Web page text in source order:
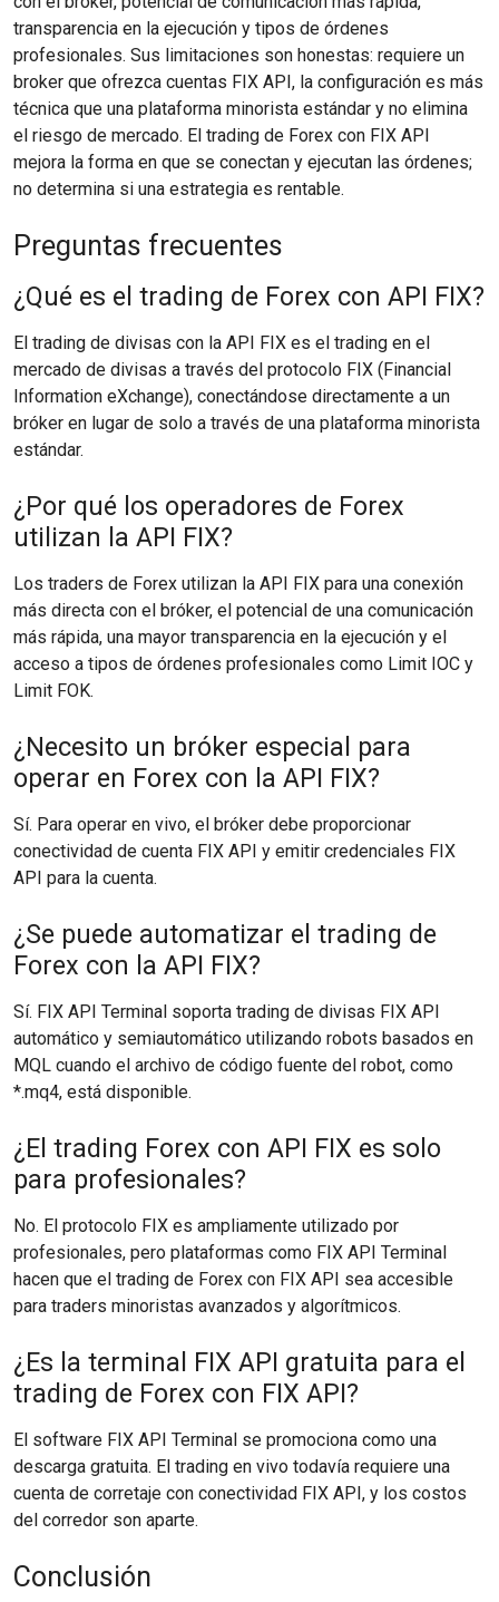
transparencia en la ejecución y tipos de órdenes
profesionales. Sus limitaciones son honestas: requiere un
broker que ofrezca cuentas FIX API, la configuración es más
técnica que una plataforma minorista estándar y no elimina
el riesgo de mercado. El trading de Forex con FIX API
mejora la forma en que se conectan y ejecutan las órdenes;
no determina si una estrategia es rentable.
Preguntas frecuentes
¿Qué es el trading de Forex con API FIX?
El trading de divisas con la API FIX es el trading en el
mercado de divisas a través del protocolo FIX (Financial
Information eXchange), conectándose directamente a un
bróker en lugar de solo a través de una plataforma minorista
estándar.
¿Por qué los operadores de Forex
utilizan la API FIX?
Los traders de Forex utilizan la API FIX para una conexión
más directa con el bróker, el potencial de una comunicación
más rápida, una mayor transparencia en la ejecución y el
acceso a tipos de órdenes profesionales como Limit IOC y
Limit FOK.
¿Necesito un bróker especial para
operar en Forex con la API FIX?
Sí. Para operar en vivo, el bróker debe proporcionar
conectividad de cuenta FIX API y emitir credenciales FIX
API para la cuenta.
¿Se puede automatizar el trading de
Forex con la API FIX?
Sí. FIX API Terminal soporta trading de divisas FIX API
automático y semiautomático utilizando robots basados en
MQL cuando el archivo de código fuente del robot, como
*.mq4, está disponible.
¿El trading Forex con API FIX es solo
para profesionales?
No. El protocolo FIX es ampliamente utilizado por
profesionales, pero plataformas como FIX API Terminal
hacen que el trading de Forex con FIX API sea accesible
para traders minoristas avanzados y algorítmicos.
¿Es la terminal FIX API gratuita para el
trading de Forex con FIX API?
El software FIX API Terminal se promociona como una
descarga gratuita. El trading en vivo todavía requiere una
cuenta de corretaje con conectividad FIX API, y los costos
del corredor son aparte.
Conclusión